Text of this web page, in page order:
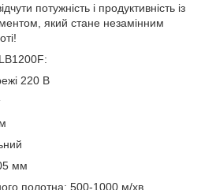
потужність і продуктивність із
який стане незамінним
220 В
мм
полотна: 500-1000 м/хв.